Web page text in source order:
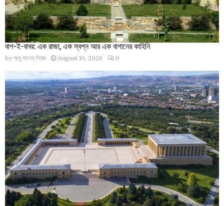
বাগ-ই-বাবর: এক রাজা, এক স্বপ্ন আর এক বাগানের কাহিনি
by আবু সালেহ পিয়ার August 10, 2026 0